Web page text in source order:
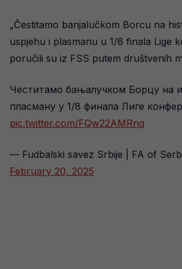
„Čestitamo banjalučkom Borcu na
uspjehu i plasmanu u 1/8 finala Lige
poručili su iz FSS putem društvenih
Честитамо бањалучком Борцу на
пласману у 1/8 финала Лиге
pic.twitter.com/FQw22AMRnq
— Fudbalski savez Srbije | FA of
February 20, 2025